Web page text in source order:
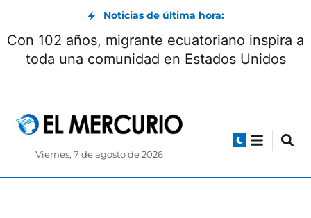
Noticias de última hora:
Con 102 años, migrante ecuatoriano inspira a
toda una comunidad en Estados Unidos
Viernes, 7 de agosto de 2026